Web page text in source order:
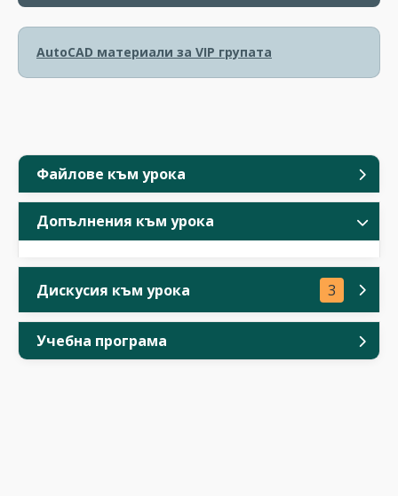
Файлове към урока
Допълнения към урока
Дискусия към урока 3
Учебна програма
AutoCAD материали за VIP групата